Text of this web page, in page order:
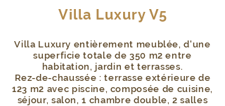
Villa Luxury V5
Villa Luxury entièrement meublée, d'une
superficie totale de 350 m2 entre
habitation, jardin et terrasses.
Rez-de-chaussée : terrasse extérieure de
123 m2 avec piscine, composée de cuisine,
séjour, salon, 1 chambre double, 2 salles